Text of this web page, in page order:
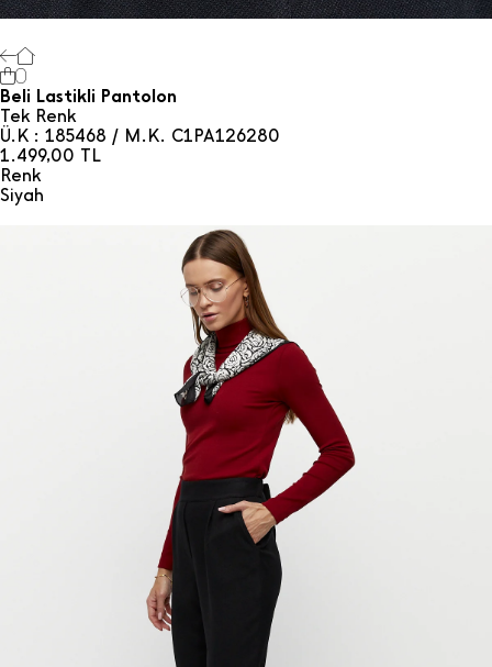
0
Beli Lastikli Pantolon
Tek Renk
Ü.K : 185468 / M.K. C1PA126280
1.499,00 TL
Renk
Si̇yah